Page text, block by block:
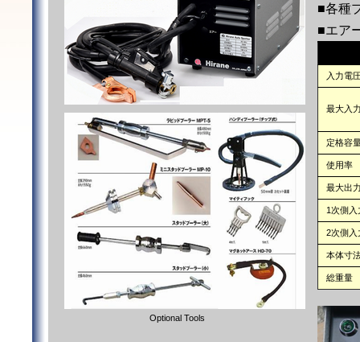
Optional Tools
■各種
■エア
入力電
最大入
定格容
使用率
最大出
1次側
2次側入
本体寸
総重量